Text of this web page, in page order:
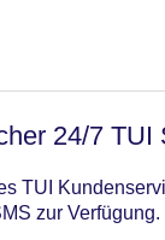
24/7 TUI
TUI
zur Verfügung.